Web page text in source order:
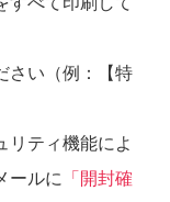
さい（例：【特
リティ機能によ
ールに
「開封確